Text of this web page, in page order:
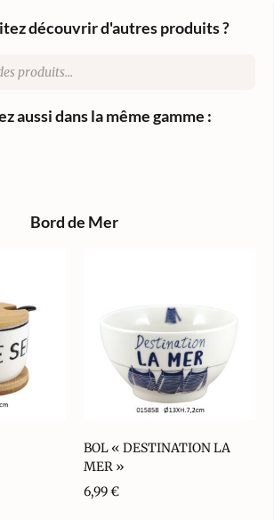
découvrir d'autres produits ?
aussi dans la même gamme :
Bord de Mer
BOL « DESTINATION LA
MER »
6,99€